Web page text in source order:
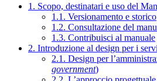
1. Scopo, destinatari e uso del
1.1. Versionamento e storico
1.2. Consultazione del
1.3. Contribuisci al manuale
2. Introduzione al design per i
2.1. Design per
government)